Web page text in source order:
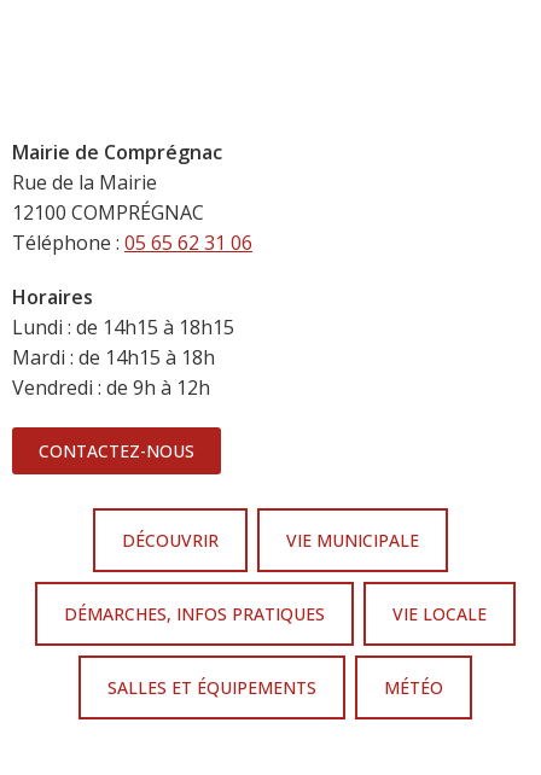
Mairie de Comprégnac
Rue de la Mairie
12100 COMPRÉGNAC
Téléphone : 05 65 62 31 06
Horaires
Lundi : de 14h15 à 18h15
Mardi : de 14h15 à 18h
Vendredi : de 9h à 12h
CONTACTEZ-NOUS
DÉCOUVRIR VIE MUNICIPALE
DÉMARCHES, INFOS PRATIQUES VIE LOCALE
SALLES ET ÉQUIPEMENTS MÉTÉO